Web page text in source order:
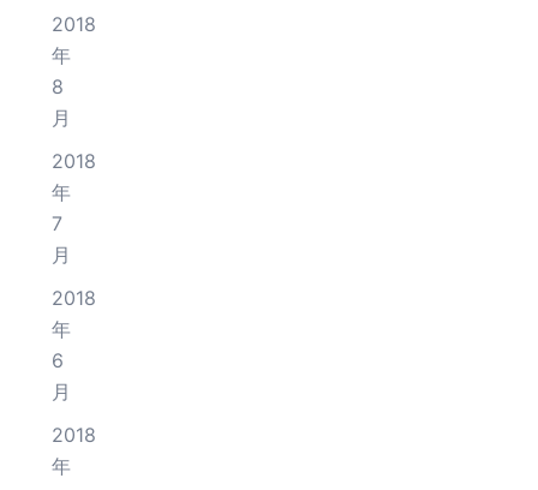
2018
年
8
月
2018
年
7
月
2018
年
6
月
2018
年